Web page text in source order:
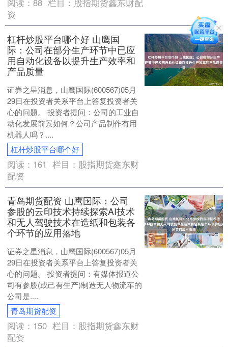
阅读：88 栏目： 股指期货鑫东财配
资
杠杆炒股平台哪个好 山鹰国
际：公司在部分生产环节中已应
用自动化设备以提升生产效率和
产品质量
证券之星消息，山鹰国际(600567)05月
29日在投资者关系平台上答复投资者关
心的问题。 投资者提问：公司的工业自
动化发展前景如何？公司产品制作有用
机器人吗？....
杠杆炒股平台哪个好
阅读： 161 栏目： 股指期货鑫东财
配资
青岛期货配资 山鹰国际：公司
参股的云印技术持续探索AI技术
和无人驾驶技术在造纸和包装各
个环节的应用落地
证券之星消息，山鹰国际(600567)05月
29日在投资者关系平台上答复投资者关
心的问题。 投资者提问：有媒体报道公
司有参股(或己有生产)制造无人物流车的
公司是....
青岛期货配资
阅读： 150 栏目： 股指期货鑫东财
配资